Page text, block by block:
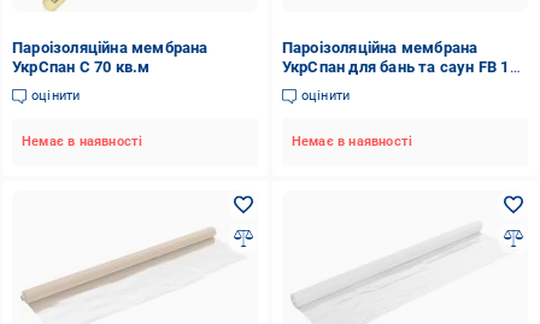
Пароізоляційна мембрана
УкрСпан С 70 кв.м
оцінити
Немає в наявності
Пароізоляційна мембрана
УкрСпан для бань та саун FB 15
кв.м
оцінити
Немає в наявності